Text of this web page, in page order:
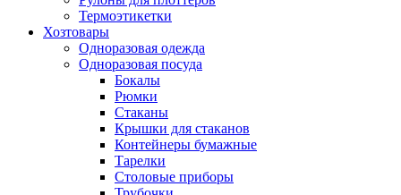
Термоэтикетки
Хозтовары
Одноразовая одежда
Одноразовая посуда
Бокалы
Рюмки
Стаканы
Крышки для стаканов
Контейнеры бумажные
Тарелки
Столовые приборы